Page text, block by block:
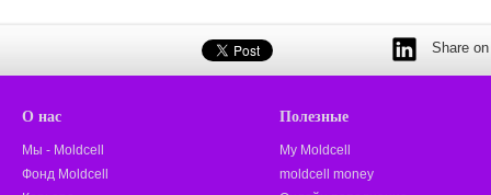
Share
О нас
Мы - Moldcell
Фонд Moldcell
Полезные
My Moldcell
moldcell money